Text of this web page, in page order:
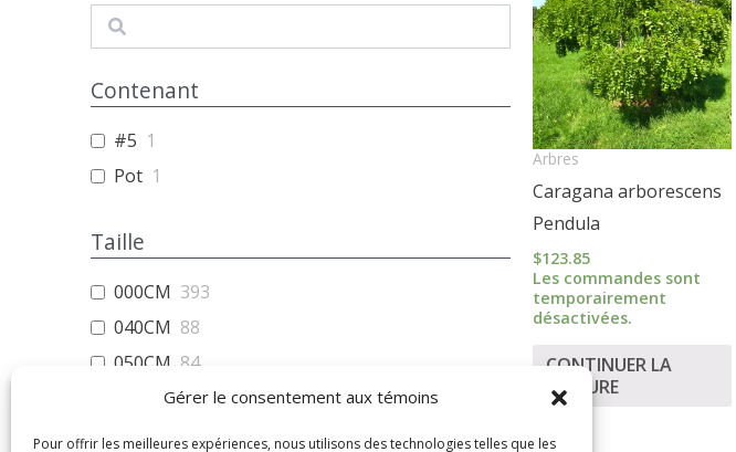
Gérer le consentement aux témoins
Pour offrir les meilleures expériences, nous utilisons des technologies telles que les
Search
Contenant
#5 1
Pot 1
Taille
000CM 393
040CM 88
050CM 84
060CM 78
080CM
Arbres
Caragana arborescens
Pendula
$123.85
Les commandes sont
temporairement
désactivées.
CONTINUER LA
LECTURE